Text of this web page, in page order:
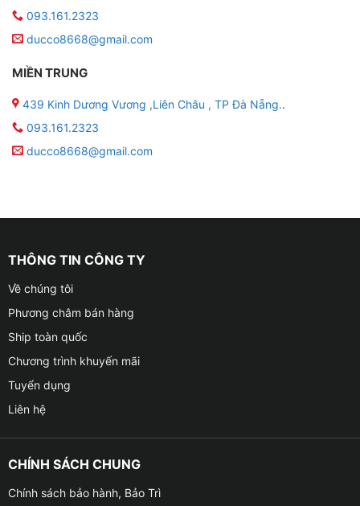
093.161.2323
ducco8668@gmail.com
MIỀN TRUNG
439 Kinh Dương Vương ,Liên Châu , TP Đà Nẵng..
093.161.2323
ducco8668@gmail.com
THÔNG TIN CÔNG TY
Về chúng tôi
Phương châm bán hàng
Ship toàn quốc
Chương trình khuyến mãi
Tuyển dụng
Liên hệ
CHÍNH SÁCH CHUNG
Chính sách bảo hành, Bảo Trì